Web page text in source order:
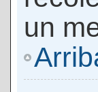
un